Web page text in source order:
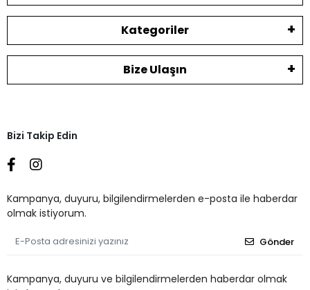
Kategoriler
Bize Ulaşın
Bizi Takip Edin
Kampanya, duyuru, bilgilendirmelerden e-posta ile haberdar
olmak istiyorum.
Gönder
Kampanya, duyuru ve bilgilendirmelerden haberdar olmak